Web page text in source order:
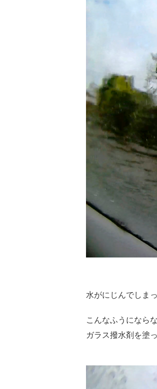
水がにじんでしま
こんなふうになら
ガラス撥水剤を塗